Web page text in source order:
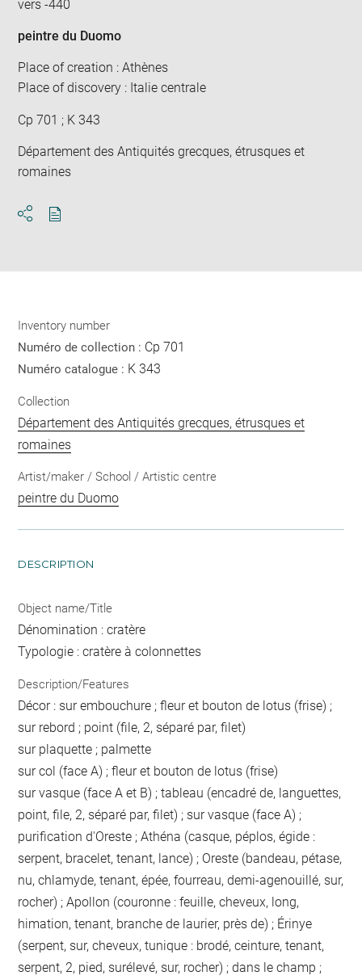
vers -440
peintre du Duomo
Place of creation : Athènes
Place of discovery : Italie centrale
Cp 701 ; K 343
Département des Antiquités grecques, étrusques et
romaines
Inventory number
Numéro de collection : Cp 701
Numéro catalogue : K 343
Collection
Département des Antiquités grecques, étrusques et
romaines
Artist/maker / School / Artistic centre
peintre du Duomo
DESCRIPTION
Object name/Title
Dénomination : cratère
Typologie : cratère à colonnettes
Description/Features
Décor : sur embouchure ; fleur et bouton de lotus (frise) ;
sur rebord ; point (file, 2, séparé par, filet)
sur plaquette ; palmette
sur col (face A) ; fleur et bouton de lotus (frise)
sur vasque (face A et B) ; tableau (encadré de, languettes,
point, file, 2, séparé par, filet) ; sur vasque (face A) ;
purification d'Oreste ; Athéna (casque, péplos, égide :
serpent, bracelet, tenant, lance) ; Oreste (bandeau, pétase,
nu, chlamyde, tenant, épée, fourreau, demi-agenouillé, sur,
rocher) ; Apollon (couronne : feuille, cheveux, long,
himation, tenant, branche de laurier, près de) ; Érinye
(serpent, sur, cheveux, tunique : brodé, ceinture, tenant,
serpent, 2, pied, surélevé, sur, rocher) ; dans le champ ;